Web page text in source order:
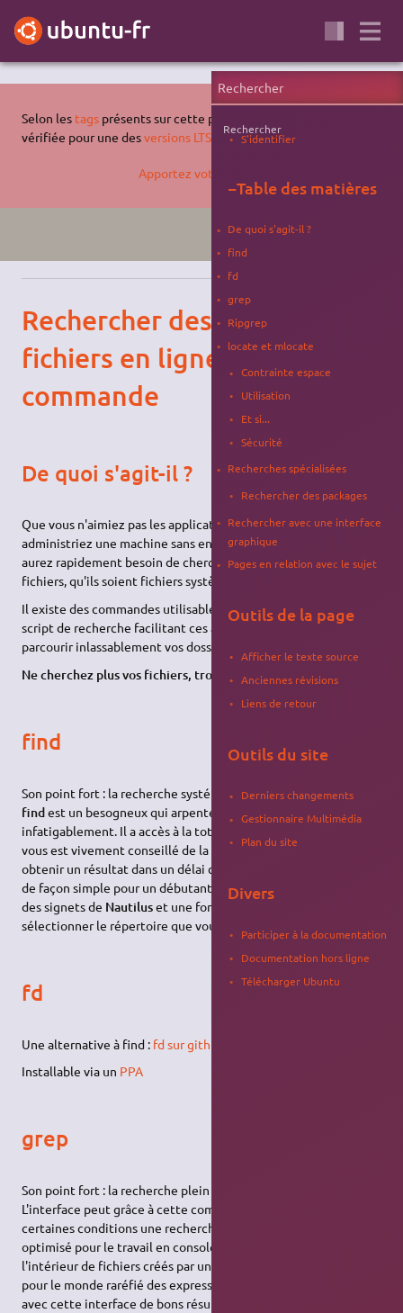
Selon les tags présents sur cette page, celle-ci n'a pas été
vérifiée pour une desversions LTS supportées d'Ubuntu
Apportez votre aide…
XENIAL
Rechercher des
fichiers en ligne de
commande
De quoi s'agit-il ?
Que vous n'aimiez pas les applications graphiques ou que vous
administriez une machine sans environnement de bureau, vous
aurez rapidement besoin de chercher, et surtout de trouver des
fichiers, qu'ils soient fichiers système ou fichiers personnels.
Il existe des commandes utilisables dans une console ou un
script de recherche facilitant ces accès, sans avoir besoin de
parcourir inlassablement vos dossiers.
Ne cherchez plus vos fichiers, trouvez les…
find
Son point fort : la recherche systématique.
findest un besogneux qui arpente vos dossiers
infatigablement. Il a accès à la totalité de l'arborescence mais il
vous est vivement conseillé de la circonscrire si l'on veut
obtenir un résultat dans un délai correct. L'interface le permet
de façon simple pour un débutant avec notamment l'inclusion
des signets de Nautiluset une fonction "autre" destinée à
sélectionner le répertoire que vous lui désignez. Voir
fd
Une alternative à find : fd sur github
Installable via un PPA
grep
Son point fort : la recherche plein texte.
L'interface peut grâce à cette commande réaliser dans
certaines conditions une recherche plein texte.
optimisé pour le travail en console portant sur la recherche à
l'intérieur de fichiers créés par un éditeur de texte et surtout
pour le monde raréfié des expressions rationnelles. Il donne
avec cette interface de bons résultats pour les fichiers aux
Rechercher
S'identifier
−Table des matières
De quoi s'agit-il ?
find
fd
grep
Ripgrep
locate et mlocate
Contrainte espace
Utilisation
Et si...
Sécurité
Recherches spécialisées
Rechercher des packages
Rechercher avec une interface
graphique
Pages en relation avec le sujet
Outils de la page
Afficher le texte source
Anciennes révisions
Liens de retour
Outils du site
Derniers changements
Gestionnaire Multimédia
Plan du site
Divers
Participer à la documentation
Documentation hors ligne
Télécharger Ubuntu